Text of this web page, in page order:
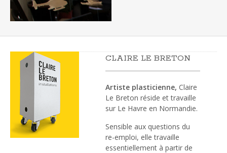
CLAIRE LE BRETON
Artiste plasticienne, Claire
Le Breton réside et travaille
sur Le Havre en Normandie.
Sensible aux questions du
re-emploi, elle travaille
essentiellement à partir de